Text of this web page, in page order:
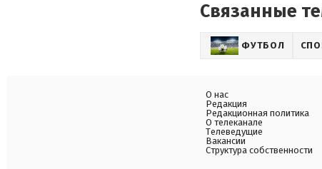
Связанные
ФУТБОЛ
О нас
Редакция
Редакционная политика
О телеканале
Телеведущие
Вакансии
Структура собственности